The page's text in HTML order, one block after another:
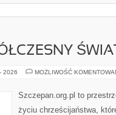
2026 MOŻLIWOŚĆ
Szczepan.org.pl to
życiu chrześcijaństwa,